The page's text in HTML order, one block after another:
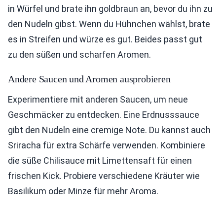
in Würfel und brate ihn goldbraun an, bevor du ihn zu
den Nudeln gibst. Wenn du Hühnchen wählst, brate
es in Streifen und würze es gut. Beides passt gut
zu den süßen und scharfen Aromen.
Andere Saucen und Aromen ausprobieren
Experimentiere mit anderen Saucen, um neue
Geschmäcker zu entdecken. Eine Erdnusssauce
gibt den Nudeln eine cremige Note. Du kannst auch
Sriracha für extra Schärfe verwenden. Kombiniere
die süße Chilisauce mit Limettensaft für einen
frischen Kick. Probiere verschiedene Kräuter wie
Basilikum oder Minze für mehr Aroma.